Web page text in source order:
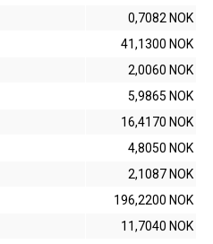
0,7082 NOK
41,1300 NOK
2,0060 NOK
5,9865 NOK
16,4170 NOK
4,8050 NOK
2,1087 NOK
196,2200 NOK
11,7040 NOK